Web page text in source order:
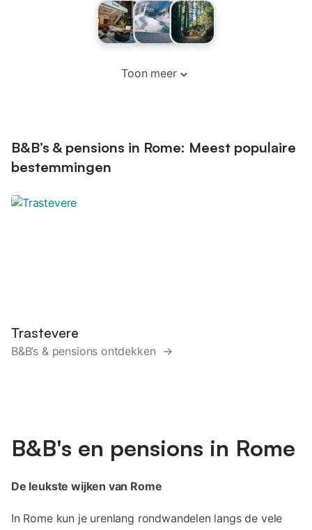
Toon meer
B&B’s & pensions in Rome: Meest populaire
bestemmingen
Trastevere
B&B’s & pensions ontdekken →
B&B's en pensions in Rome
De leukste wijken van Rome
In Rome kun je urenlang rondwandelen langs de vele